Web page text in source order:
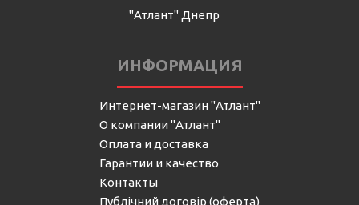
"Атлант" Днепр
ИНФОРМАЦИЯ
Интернет-магазин "Атлант"
О компании "Атлант"
Оплата и доставка
Гарантии и качество
Контакты
Публічний договір (оферта)